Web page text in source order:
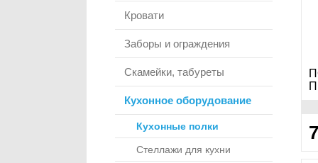
Кровати
Заборы и ограждения
Скамейки, табуреты
Кухонное оборудование
Кухонные полки
Стеллажи для кухни